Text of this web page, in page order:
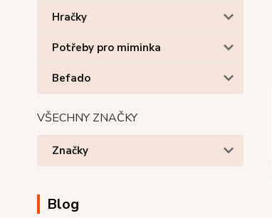
Hračky
Potřeby pro miminka
Befado
VŠECHNY ZNAČKY
Značky
Blog